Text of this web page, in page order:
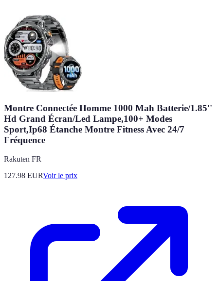
Montre Connectée Homme 1000 Mah Batterie/1.85''
Hd Grand Écran/Led Lampe,100+ Modes
Sport,Ip68 Étanche Montre Fitness Avec 24/7
Fréquence
Rakuten FR
127.98 EURVoir le prix